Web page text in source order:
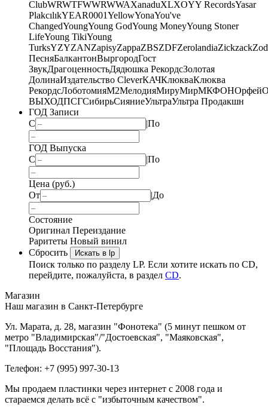
ClubWRWTFWWRWWAXanaduXLXOYY RecordsYasar
PlakcılıkYEAR0001YellowYonaYou've
ChangedYoungYoung GodYoung MoneyYoung Stoner
LifeYoung TikiYoung
TurksYZYZANZapisyZappaZBSZDFZerolandiaZickzack
ПесняБалкантонВыргородГост
ЗвукДрагоценностьДядюшка РекордсЗолотая
ДолинаИздательство CleverКАЧКлюкваКлюква
РекордсЛоботомияМ2МелодияМируМирМКФОНОрфей
ВЫХОДПСГСибирьСияниеУльтраУльтра Продакшн
ГОД Записи
С
|По
ГОД Выпуска
С
|По
Цена (руб.)
От
|До
Состояние
Оригинал Переиздание
Раритеты Новый винил
Сбросить
Искать в lp
Поиск только по разделу LP. Если хотите искать по CD,
перейдите, пожалуйста, в раздел CD.
Магазин
Наш магазин в Санкт-Петербурге
Ул. Марата, д. 28, магазин "Фонотека" (5 минут пешком от
метро "Владимирская"/"Достоевская", "Маяковская",
"Площадь Восстания").
Телефон: +7 (995) 997-30-13
Мы продаем пластинки через интернет c 2008 года и
стараемся делать всё с "избыточным качеством".